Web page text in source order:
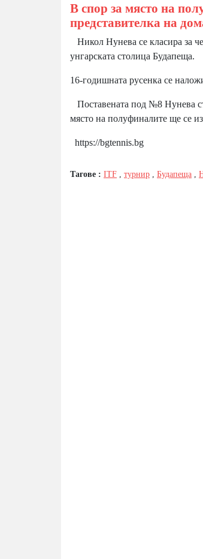
В спор за място на
представителка на
Никол Нунева се класира за
унгарската столица Будапеща.
16-годишната русенка се
Поставената под №8 Нунева
място на полуфиналите ще се
https://bgtennis.bg
Тагове : ITF турнир Будапеща